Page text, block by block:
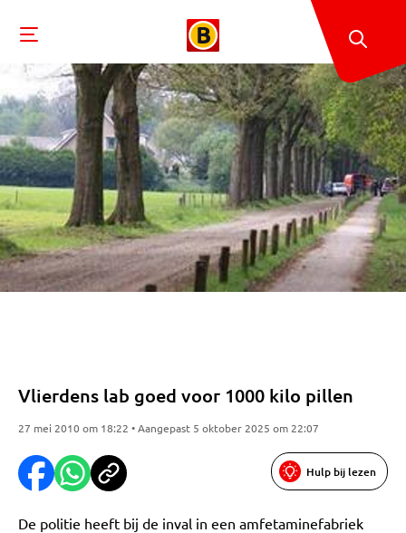
Vlierdens lab goed voor 1000 kilo pillen
27 mei 2010 om 18:22 • Aangepast 5 oktober 2025 om 22:07
Hulp bij lezen
De politie heeft bij de inval in een amfetaminefabriek